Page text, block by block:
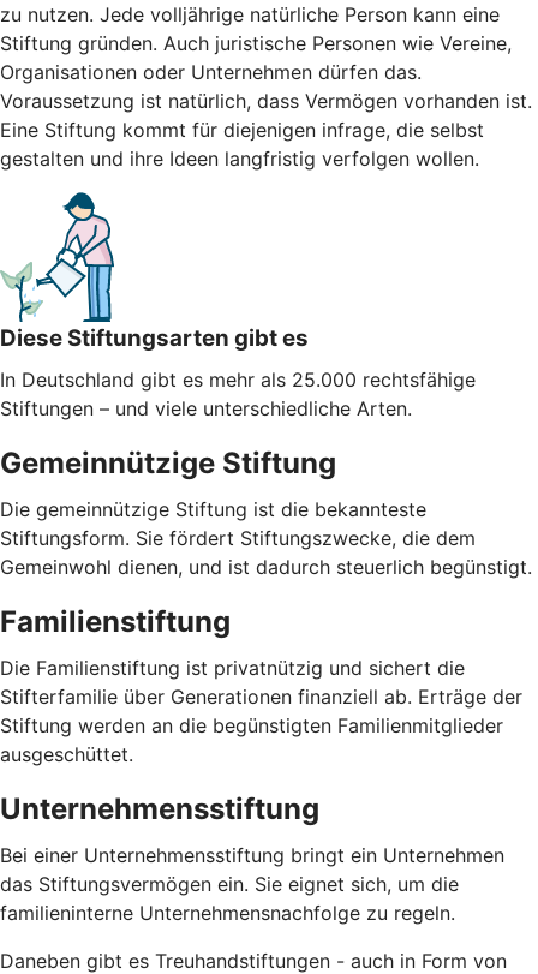
zu nutzen. Jede volljährige natürliche Person kann eine
Stiftung gründen. Auch juristische Personen wie Vereine,
Organisationen oder Unternehmen dürfen das.
Voraussetzung ist natürlich, dass Vermögen vorhanden ist.
Eine Stiftung kommt für diejenigen infrage, die selbst
gestalten und ihre Ideen langfristig verfolgen wollen.
Diese Stiftungsarten gibt es
In Deutschland gibt es mehr als 25.000 rechtsfähige
Stiftungen – und viele unterschiedliche Arten.
Gemeinnützige Stiftung
Die gemeinnützige Stiftung ist die bekannteste
Stiftungsform. Sie fördert Stiftungszwecke, die dem
Gemeinwohl dienen, und ist dadurch steuerlich begünstigt.
Familienstiftung
Die Familienstiftung ist privatnützig und sichert die
Stifterfamilie über Generationen finanziell ab. Erträge der
Stiftung werden an die begünstigten Familienmitglieder
ausgeschüttet.
Unternehmensstiftung
Bei einer Unternehmensstiftung bringt ein Unternehmen
das Stiftungsvermögen ein. Sie eignet sich, um die
familieninterne Unternehmensnachfolge zu regeln.
Daneben gibt es Treuhandstiftungen - auch in Form von